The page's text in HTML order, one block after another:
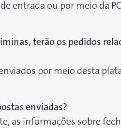
entrada ou por meio da
terão os pedidos
por meio desta
enviadas?
as informações sobre